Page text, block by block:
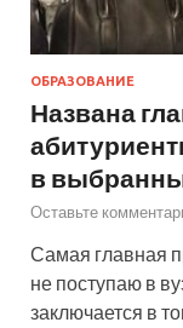
ОБРАЗОВАНИЕ
Названа
в
Оставьте
Самая главная
не поступаю в
заключается в